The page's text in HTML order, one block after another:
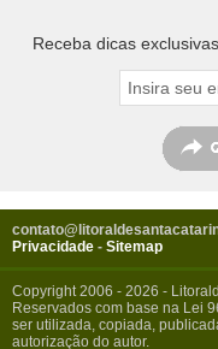
Receba dicas
Privacidade - Sitemap
Copyright 2006 - 2026 -
Reservados com base na Lei
ser utilizada, copiada,
autorização do autor.